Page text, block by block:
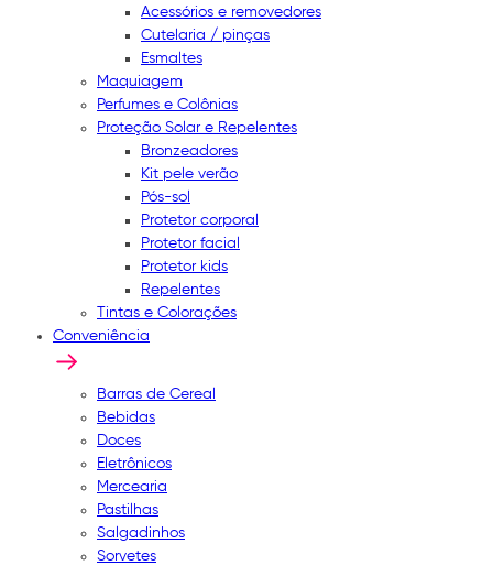
Acessórios e removedores
Cutelaria / pinças
Esmaltes
Maquiagem
Perfumes e Colônias
Proteção Solar e Repelentes
Bronzeadores
Kit pele verão
Pós-sol
Protetor corporal
Protetor facial
Protetor kids
Repelentes
Tintas e Colorações
Conveniência
Barras de Cereal
Bebidas
Doces
Eletrônicos
Mercearia
Pastilhas
Salgadinhos
Sorvetes